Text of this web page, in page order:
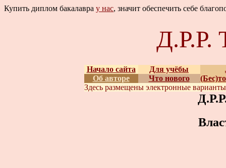
Купить диплом бакалавра у нас, значит обеспечить себе
Начало сайта Для учёбы
Об авторе
Что нового
Здесь размещены электронные